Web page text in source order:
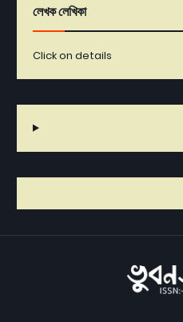
লেখক লেখিকা
Click on details